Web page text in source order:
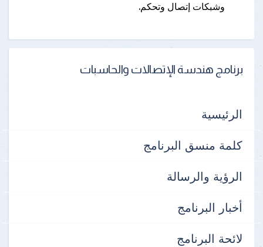
وشبكات إتصال وتحكم.
برنامج هندسة الإتصالات والحاسبات
الرئيسية
كلمة منسق البرنامج
الرؤية والرسالة
أخبار البرنامج
لائحة البرنامج